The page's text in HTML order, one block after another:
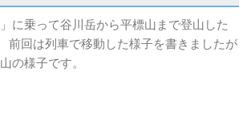
」に乗って谷川岳から平標山まで登山した
前回は列車で移動した様子を書きましたが
の様子です。